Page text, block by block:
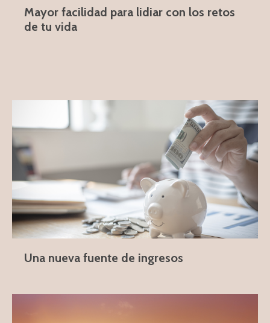
Mayor facilidad para lidiar con los retos
de tu vida
Una nueva fuente de ingresos